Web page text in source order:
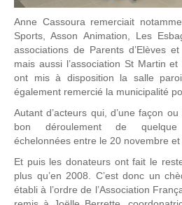
Anne Cassoura remerciait
Sports, Asson Animation, Les
associations de Parents d’Elèves
mais aussi l’association St Martin
ont mis à disposition la salle
également remercié la municipalité
Autant d’acteurs qui, d’une façon
bon déroulement de quelque
échelonnées entre le 20 novembre et
Et puis les donateurs ont fait le
plus qu’en 2008. C’est donc un
établi à l’ordre de l’Association